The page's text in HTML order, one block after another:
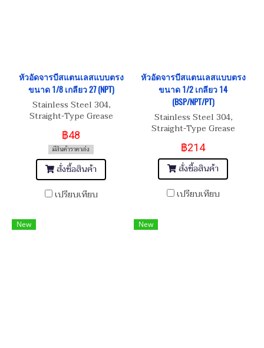
หัวอัดจารบีสแตนเลสแบบตรง
ขนาด 1/8 เกลียว 27 (NPT)
Stainless Steel 304,
Straight-Type Grease
Nipple 1/8 เกลียว 27
฿48
มีสินค้าราคาส่ง
สั่งซื้อสินค้า
เปรียบเทียบ
หัวอัดจารบีสแตนเลสแบบตรง
ขนาด 1/2 เกลียว 14
(BSP/NPT/PT)
Stainless Steel 304,
Straight-Type Grease
Nipple 1/2 เกลียว 14
฿214
สั่งซื้อสินค้า
เปรียบเทียบ
New New